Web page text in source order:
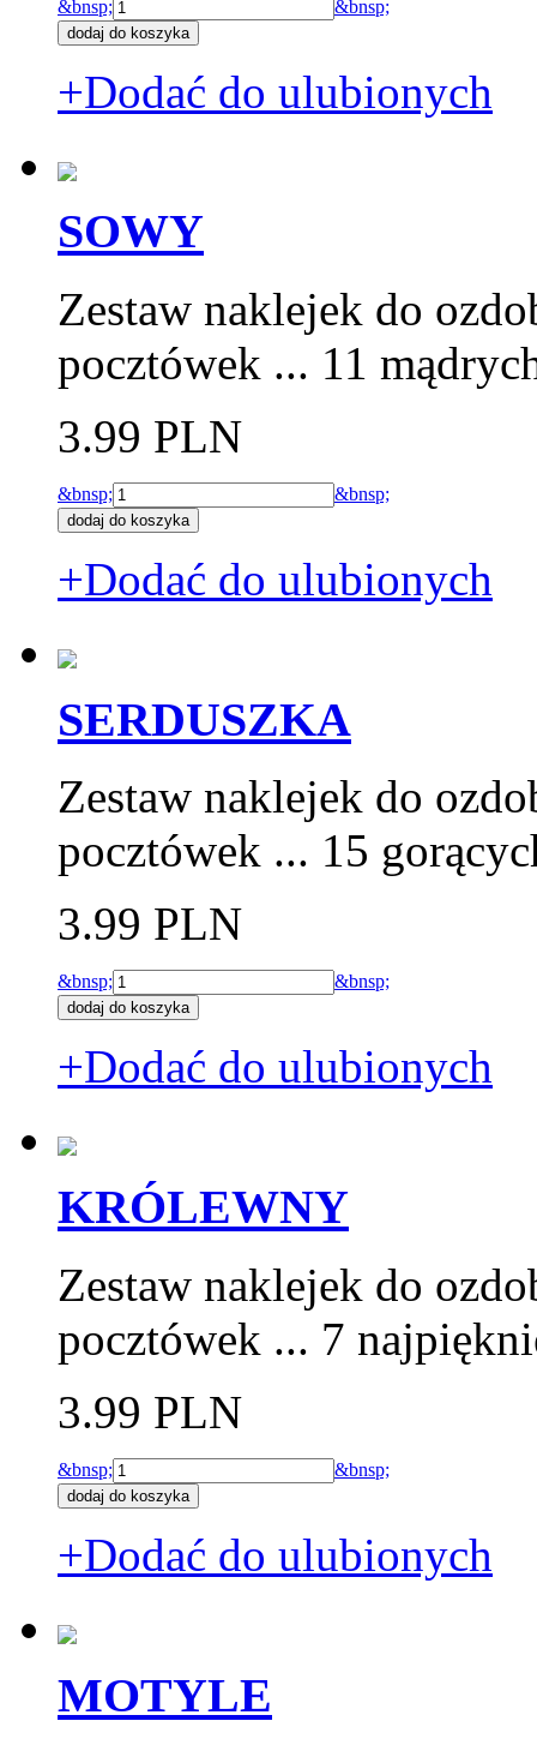
&bnsp; &bnsp;
+Dodać do ulubionych
SOWY
Zestaw naklejek do
pocztówek ... 11
3.99 PLN
&bnsp; &bnsp;
+Dodać do ulubionych
SERDUSZKA
Zestaw naklejek do
pocztówek ... 15
3.99 PLN
&bnsp; &bnsp;
+Dodać do ulubionych
KRÓLEWNY
Zestaw naklejek do
pocztówek ... 7
3.99 PLN
&bnsp; &bnsp;
+Dodać do ulubionych
MOTYLE